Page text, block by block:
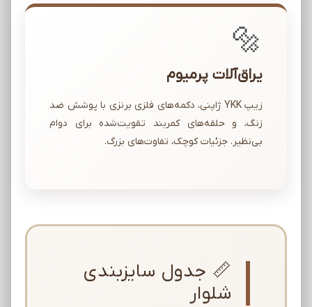
🔩
یراق‌آلات پرمیوم
زیپ YKK ژاپنی، دکمه‌های فلزی برنزی با پوشش ضد
زنگ، و حلقه‌های کمربند تقویت‌شده برای دوام
بی‌نظیر. جزئیات کوچک، تفاوت‌های بزرگ.
📏 جدول سایزبندی
شلوار